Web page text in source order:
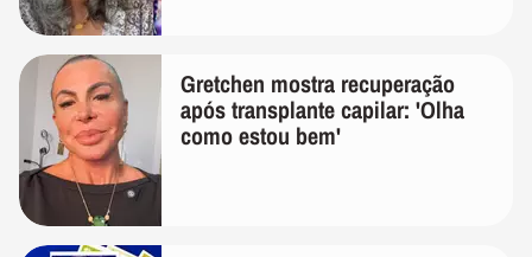
Gretchen mostra recuperação
após transplante capilar: 'Olha
como estou bem'